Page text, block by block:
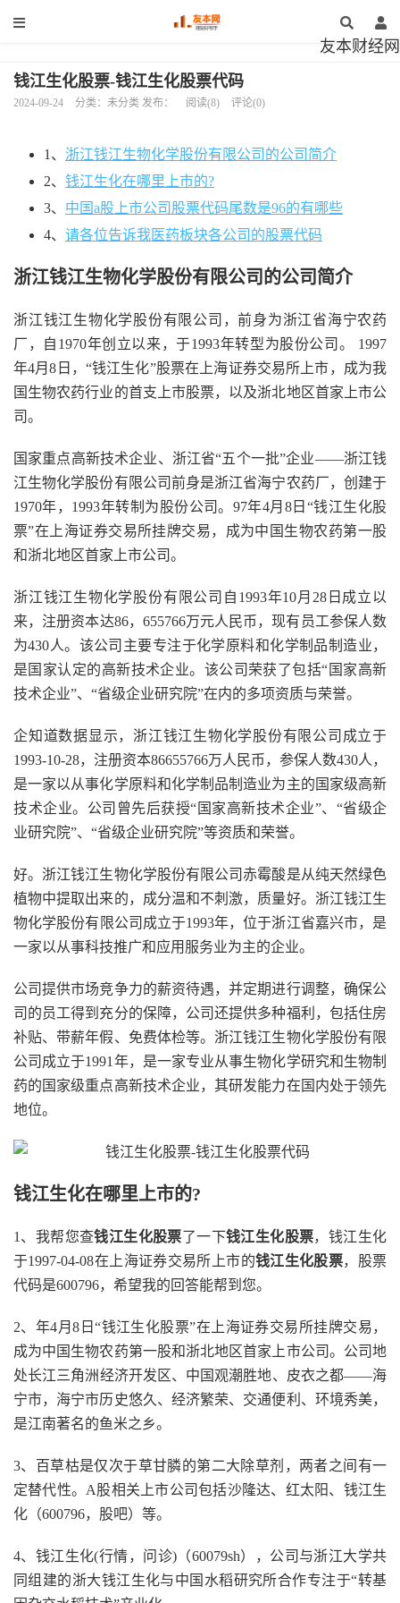
友本财经网
钱江生化股票-钱江生化股票代码
2024-09-24 分类：未分类 发布： 阅读(8) 评论(0)
1、 浙江钱江生物化学股份有限公司的公司简介
2、 钱江生化在哪里上市的?
3、 中国a股上市公司股票代码尾数是96的有哪些
4、 请各位告诉我医药板块各公司的股票代码
浙江钱江生物化学股份有限公司的公司简介
浙江钱江生物化学股份有限公司，前身为浙江省海宁农药
厂，自1970年创立以来，于1993年转型为股份公司。 1997
年4月8日，“钱江生化”股票在上海证券交易所上市，成为我
国生物农药行业的首支上市股票，以及浙北地区首家上市公
司。
国家重点高新技术企业、浙江省“五个一批”企业――浙江钱
江生物化学股份有限公司前身是浙江省海宁农药厂，创建于
1970年，1993年转制为股份公司。97年4月8日“钱江生化股
票”在上海证券交易所挂牌交易，成为中国生物农药第一股
和浙北地区首家上市公司。
浙江钱江生物化学股份有限公司自1993年10月28日成立以
来，注册资本达86，655766万元人民币，现有员工参保人数
为430人。该公司主要专注于化学原料和化学制品制造业，
是国家认定的高新技术企业。该公司荣获了包括“国家高新
技术企业”、“省级企业研究院”在内的多项资质与荣誉。
企知道数据显示，浙江钱江生物化学股份有限公司成立于
1993-10-28，注册资本86655766万人民币，参保人数430人，
是一家以从事化学原料和化学制品制造业为主的国家级高新
技术企业。公司曾先后获授“国家高新技术企业”、“省级企
业研究院”、“省级企业研究院”等资质和荣誉。
好。浙江钱江生物化学股份有限公司赤霉酸是从纯天然绿色
植物中提取出来的，成分温和不刺激，质量好。浙江钱江生
物化学股份有限公司成立于1993年，位于浙江省嘉兴市，是
一家以从事科技推广和应用服务业为主的企业。
公司提供市场竞争力的薪资待遇，并定期进行调整，确保公
司的员工得到充分的保障，公司还提供多种福利，包括住房
补贴、带薪年假、免费体检等。浙江钱江生物化学股份有限
公司成立于1991年，是一家专业从事生物化学研究和生物制
药的国家级重点高新技术企业，其研发能力在国内处于领先
地位。
钱江生化在哪里上市的?
1、我帮您查钱江生化股票了一下钱江生化股票，钱江生化
于1997-04-08在上海证券交易所上市的钱江生化股票，股票
代码是600796，希望我的回答能帮到您。
2、年4月8日“钱江生化股票”在上海证券交易所挂牌交易，
成为中国生物农药第一股和浙北地区首家上市公司。公司地
处长江三角洲经济开发区、中国观潮胜地、皮衣之都――海
宁市，海宁市历史悠久、经济繁荣、交通便利、环境秀美，
是江南著名的鱼米之乡。
3、百草枯是仅次于草甘膦的第二大除草剂，两者之间有一
定替代性。A股相关上市公司包括沙隆达、红太阳、钱江生
化（600796，股吧）等。
4、钱江生化(行情，问诊)（60079sh），公司与浙江大学共
同组建的浙大钱江生化与中国水稻研究所合作专注于“转基